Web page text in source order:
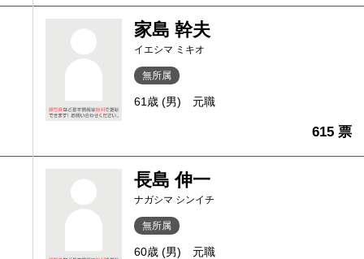
家島 幹夫
イエシマ ミキオ
無所属
61歳 (男) 元職
615 票
長島 伸一
ナガシマ シンイチ
無所属
60歳 (男) 元職